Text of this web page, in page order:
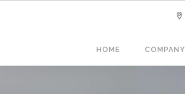
Fő
navigáció
HOME COMPANY